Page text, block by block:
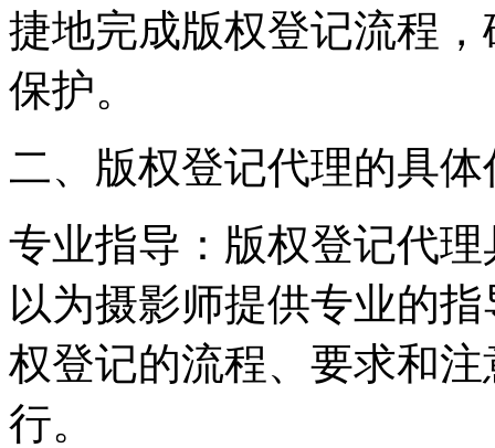
捷地完成版权登记流程
保护。
二、版权登记代理的具体
专业指导：版权登记代
以为摄影师提供专业的
权登记的流程、要求和
行。